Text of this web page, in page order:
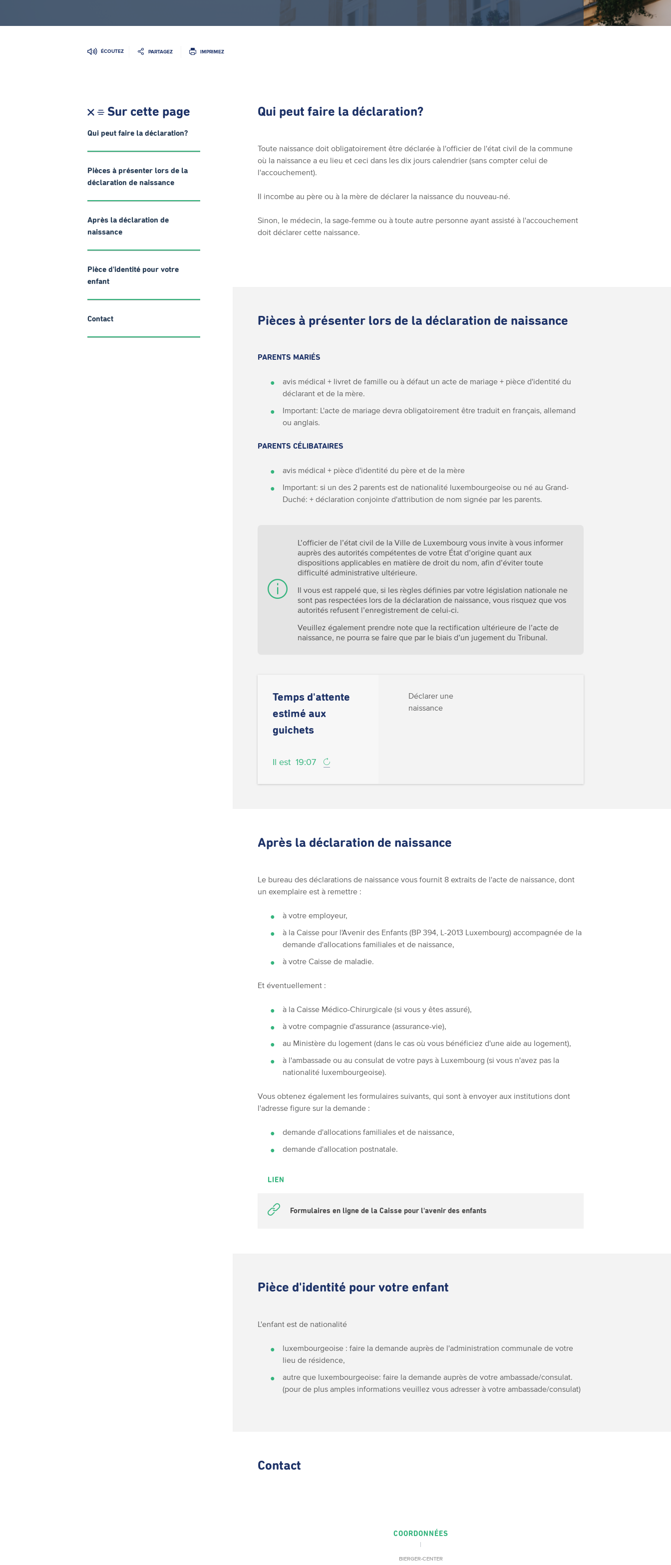
ÉCOUTEZ PARTAGEZ IMPRIMEZ
Sur cette page
Qui peut faire la déclaration?
Pièces à présenter lors de la
déclaration de naissance
Après la déclaration de
naissance
Pièce d'identité pour votre
enfant
Contact
Qui peut faire la déclaration?
Toute naissance doit obligatoirement être déclarée à l'officier de l'état civil de la commune
où la naissance a eu lieu et ceci dans les dix jours calendrier (sans compter celui de
l'accouchement).
Il incombe au père ou à la mère de déclarer la naissance du nouveau-né.
Sinon, le médecin, la sage-femme ou à toute autre personne ayant assisté à l'accouchement
doit déclarer cette naissance.
Pièces à présenter lors de la déclaration de naissance
PARENTS MARIÉS
avis médical + livret de famille ou à défaut un acte de mariage + pièce d'identité du
déclarant et de la mère.
Important: L'acte de mariage devra obligatoirement être traduit en français, allemand
ou anglais.
PARENTS CÉLIBATAIRES
avis médical + pièce d'identité du père et de la mère
Important: si un des 2 parents est de nationalité luxembourgeoise ou né au Grand-
Duché: + déclaration conjointe d'attribution de nom signée par les parents.
L’officier de l’état civil de la Ville de Luxembourg vous invite à vous informer
auprès des autorités compétentes de votre État d’origine quant aux
dispositions applicables en matière de droit du nom, afin d’éviter toute
difficulté administrative ultérieure.
Il vous est rappelé que, si les règles définies par votre législation nationale ne
sont pas respectées lors de la déclaration de naissance, vous risquez que vos
autorités refusent l’enregistrement de celui-ci.
Veuillez également prendre note que la rectification ultérieure de l’acte de
naissance, ne pourra se faire que par le biais d’un jugement du Tribunal.
Temps d'attente
estimé aux
guichets
Il est19:07
Déclarer une
naissance
Après la déclaration de naissance
Le bureau des déclarations de naissance vous fournit 8 extraits de l'acte de naissance, dont
un exemplaire est à remettre :
à votre employeur,
à la Caisse pour l'Avenir des Enfants (BP 394, L-2013 Luxembourg) accompagnée de la
demande d'allocations familiales et de naissance,
à votre Caisse de maladie.
Et éventuellement :
à la Caisse Médico-Chirurgicale (si vous y êtes assuré),
à votre compagnie d'assurance (assurance-vie),
au Ministère du logement (dans le cas où vous bénéficiez d'une aide au logement),
à l'ambassade ou au consulat de votre pays à Luxembourg (si vous n'avez pas la
nationalité luxembourgeoise).
Vous obtenez également les formulaires suivants, qui sont à envoyer aux institutions dont
l'adresse figure sur la demande :
demande d'allocations familiales et de naissance,
demande d'allocation postnatale.
LIEN
Formulaires en ligne de la Caisse pour l'avenir des enfants
Pièce d'identité pour votre enfant
L'enfant est de nationalité
luxembourgeoise : faire la demande auprès de l'administration communale de votre
lieu de résidence,
autre que luxembourgeoise: faire la demande auprès de votre ambassade/consulat.
(pour de plus amples informations veuillez vous adresser à votre ambassade/consulat)
Contact
COORDONNÉES
BIERGER-CENTER